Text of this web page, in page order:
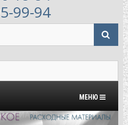
99-94
Переключить
МЕНЮ